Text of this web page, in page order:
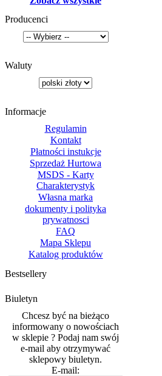
Producenci
Waluty
Informacje
Regulamin
Kontakt
Płatności instukcje
Sprzedaż Hurtowa
MSDS - Karty
Charakterystyk
Własna marka
dokumenty i polityka
prywatnosci
FAQ
Mapa Sklepu
Katalog produktów
Bestsellery
Biuletyn
Chcesz być na bieżąco
informowany o nowościach
w sklepie ? Podaj nam swój
e-mail aby otrzymywać
sklepowy biuletyn.
E-mail: